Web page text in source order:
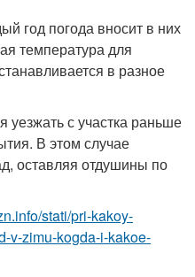
год погода вносит в них
температура для
в разное
уезжать с участка раньше
В этом случае
оставляя отдушины по
stati/pri-kakoy-
v-zimu-kogda-i-kakoe-